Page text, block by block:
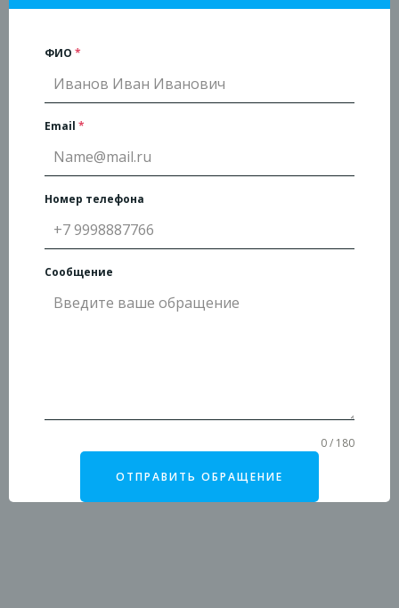
ФИО *
Email *
Номер телефона
Сообщение
0 / 180
ОТПРАВИТЬ ОБРАЩЕНИЕ